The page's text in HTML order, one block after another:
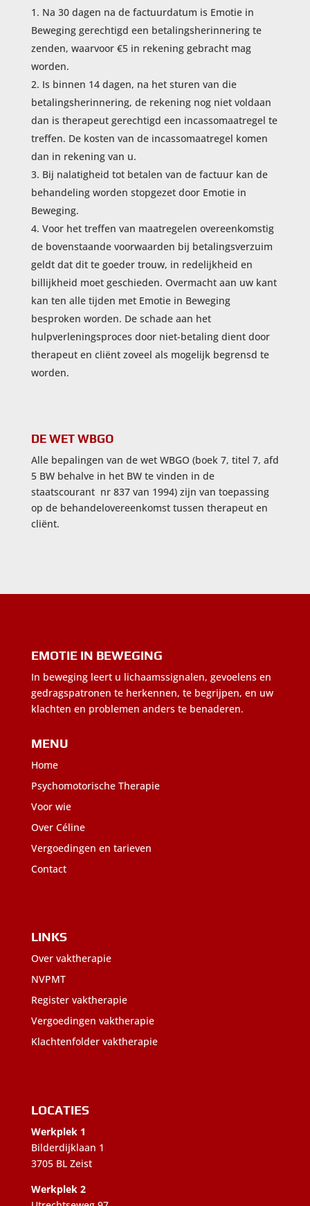
Na 30 dagen na de factuurdatum is Emotie in
Beweging gerechtigd een betalingsherinnering te
zenden, waarvoor €5 in rekening gebracht mag
worden.
Is binnen 14 dagen, na het sturen van die
betalingsherinnering, de rekening nog niet voldaan
dan is therapeut gerechtigd een incassomaatregel te
treffen. De kosten van de incassomaatregel komen
dan in rekening van u.
Bij nalatigheid tot betalen van de factuur kan de
behandeling worden stopgezet door Emotie in
Beweging.
Voor het treffen van maatregelen overeenkomstig
de bovenstaande voorwaarden bij betalingsverzuim
geldt dat dit te goeder trouw, in redelijkheid en
billijkheid moet geschieden. Overmacht aan uw kant
kan ten alle tijden met Emotie in Beweging
besproken worden. De schade aan het
hulpverleningsproces door niet-betaling dient door
therapeut en cliënt zoveel als mogelijk begrensd te
worden.
DE WET WBGO
Alle bepalingen van de wet WBGO (boek 7, titel 7, afd
5 BW behalve in het BW te vinden in de
staatscourant nr 837 van 1994) zijn van toepassing
op de behandelovereenkomst tussen therapeut en
cliënt.
EMOTIE IN BEWEGING
In beweging leert u lichaamssignalen, gevoelens en
gedragspatronen te herkennen, te begrijpen, en uw
klachten en problemen anders te benaderen.
MENU
Home
Psychomotorische Therapie
Voor wie
Over Céline
Vergoedingen en tarieven
Contact
LINKS
Over vaktherapie
NVPMT
Register vaktherapie
Vergoedingen vaktherapie
Klachtenfolder vaktherapie
LOCATIES
Werkplek 1
Bilderdijklaan 1
3705 BL Zeist
Werkplek 2